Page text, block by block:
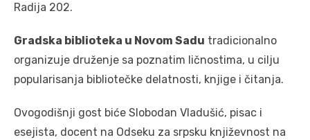
Radija 202.
Gradska biblioteka u Novom Sadu tradicionalno
organizuje druženje sa poznatim ličnostima, u cilju
popularisanja bibliotečke delatnosti, knjige i čitanja.
Ovogodišnji gost biće Slobodan Vladušić, pisac i
esejista, docent na Odseku za srpsku književnost na